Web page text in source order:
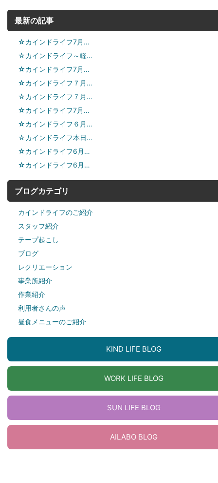
最新の記事
☆カインドライフ7月…
☆カインドライフ～軽…
☆カインドライフ7月…
☆カインドライフ７月…
☆カインドライフ７月…
☆カインドライフ7月…
☆カインドライフ６月…
☆カインドライフ本日…
☆カインドライフ6月…
☆カインドライフ6月…
ブログカテゴリ
カインドライフのご紹介
スタッフ紹介
テープ起こし
ブログ
レクリエーション
事業所紹介
作業紹介
利用者さんの声
昼食メニューのご紹介
KIND LIFE BLOG
WORK LIFE BLOG
SUN LIFE BLOG
AILABO BLOG